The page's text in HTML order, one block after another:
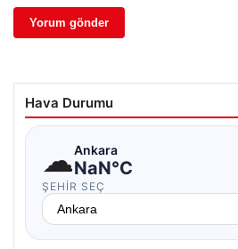
Hava Durumu
☁Ankara
NaN°C
ŞEHIR SEÇ